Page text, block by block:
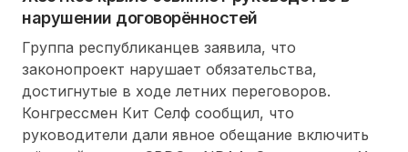
нарушении договорённостей
Группа республиканцев заявила, что
законопроект нарушает обязательства,
достигнутые в ходе летних переговоров.
Конгрессмен Кит Селф сообщил, что
руководители дали явное обещание включить